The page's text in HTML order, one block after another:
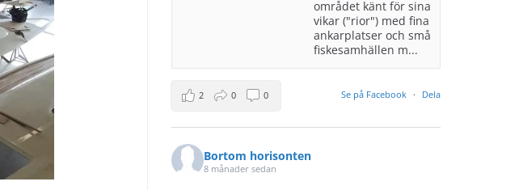
området känt för sina
vikar ("rior") med fina
ankarplatser och små
fiskesamhällen m...
Se på Facebook · Dela
2 0 0
Bortom horisonten
8 månader sedan